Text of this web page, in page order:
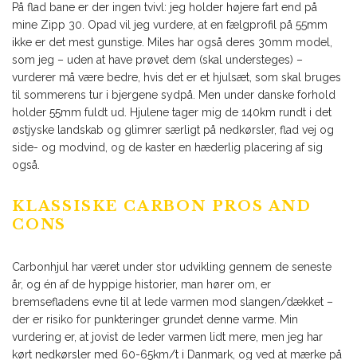
På flad bane er der ingen tvivl: jeg holder højere fart end på
mine Zipp 30. Opad vil jeg vurdere, at en fælgprofil på 55mm
ikke er det mest gunstige. Miles har også deres 30mm model,
som jeg – uden at have prøvet dem (skal understeges) –
vurderer må være bedre, hvis det er et hjulsæt, som skal bruges
til sommerens tur i bjergene sydpå. Men under danske forhold
holder 55mm fuldt ud. Hjulene tager mig de 140km rundt i det
østjyske landskab og glimrer særligt på nedkørsler, flad vej og
side- og modvind, og de kaster en hæderlig placering af sig
også.
KLASSISKE CARBON PROS AND
CONS
Carbonhjul har været under stor udvikling gennem de seneste
år, og én af de hyppige historier, man hører om, er
bremsefladens evne til at lede varmen mod slangen/dækket –
der er risiko for punkteringer grundet denne varme. Min
vurdering er, at jovist de leder varmen lidt mere, men jeg har
kørt nedkørsler med 60-65km/t i Danmark, og ved at mærke på